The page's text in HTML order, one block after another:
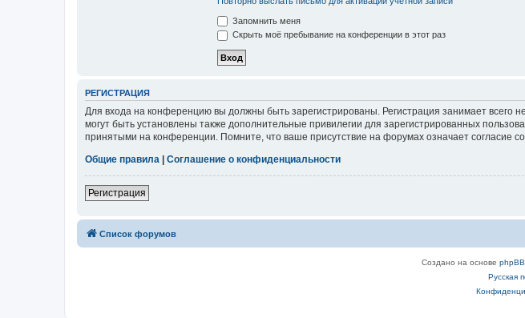
Запомнить меня
Скрыть моё пребывание на конференции в этот раз
РЕГИСТРАЦИЯ
Для входа на конференцию вы должны быть зарегистрированы. Регистрация занимает всего
могут быть установлены также дополнительные привилегии для зарегистрированных
принятыми на конференции. Помните, что ваше присутствие на форумах означает согласие
Общие правила
Соглашение о конфиденциальности
Регистрация
Список форумов
Создано на основе phpBB
Русская